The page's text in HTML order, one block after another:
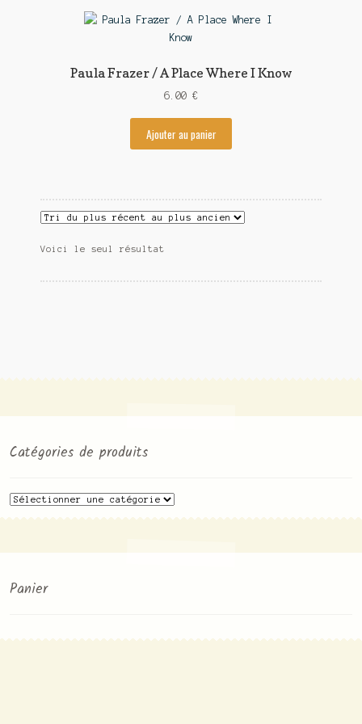
Paula Frazer / A Place Where I Know
6.00 €
Ajouter au panier
Voici le seul résultat
Catégories de produits
Panier